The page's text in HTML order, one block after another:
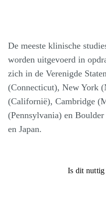
De meeste klinische
worden uitgevoerd in
zich in de Verenigde
(Connecticut), New York
(Californië), Cambridge
(Pennsylvania) en
en Japan.
Is dit nuttig